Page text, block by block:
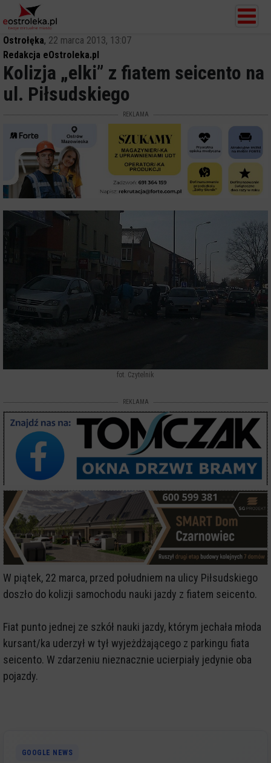
Ostrołęka, 22 marca 2013, 13:07
Redakcja eOstroleka.pl
Kolizja „elki” z fiatem seicento na
ul. Piłsudskiego
REKLAMA
fot. Czytelnik
REKLAMA
W piątek, 22 marca, przed południem na ulicy Piłsudskiego
doszło do kolizji samochodu nauki jazdy z fiatem seicento.
Fiat punto jednej ze szkół nauki jazdy, którym jechała młoda
kursant/ka uderzył w tył wyjeżdżającego z parkingu fiata
seicento. W zdarzeniu nieznacznie ucierpiały jedynie oba
pojazdy.
GOOGLE NEWS